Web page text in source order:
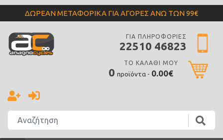
ΔΩΡΕΑΝ ΜΕΤΑΦΟΡΙΚΑ ΓΙΑ ΑΓΟΡΕΣ ΑΝΩ ΤΩΝ 99€
ΓΙΑ ΠΛΗΡΟΦΟΡΙΕΣ
22510 46823
ΤΟ ΚΑΛΑΘΙ ΜΟΥ
0 προϊόντα - 0.00€